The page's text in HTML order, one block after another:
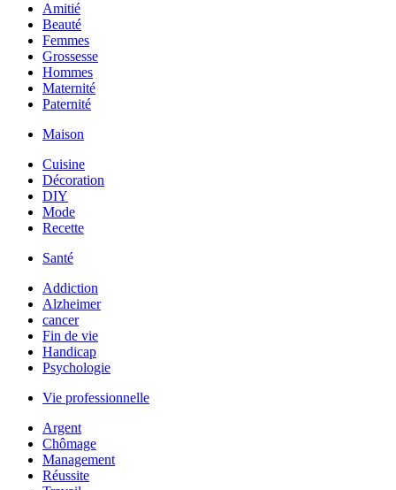
Amitié
Beauté
Femmes
Grossesse
Hommes
Maternité
Paternité
Maison
Cuisine
Décoration
DIY
Mode
Recette
Santé
Addiction
Alzheimer
cancer
Fin de vie
Handicap
Psychologie
Vie professionnelle
Argent
Chômage
Management
Réussite